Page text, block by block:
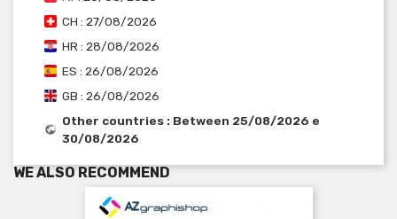
CH : 27/08/2026
HR : 28/08/2026
ES : 26/08/2026
GB : 26/08/2026
Other countries : Between 25/08/2026 e
30/08/2026
WE ALSO RECOMMEND